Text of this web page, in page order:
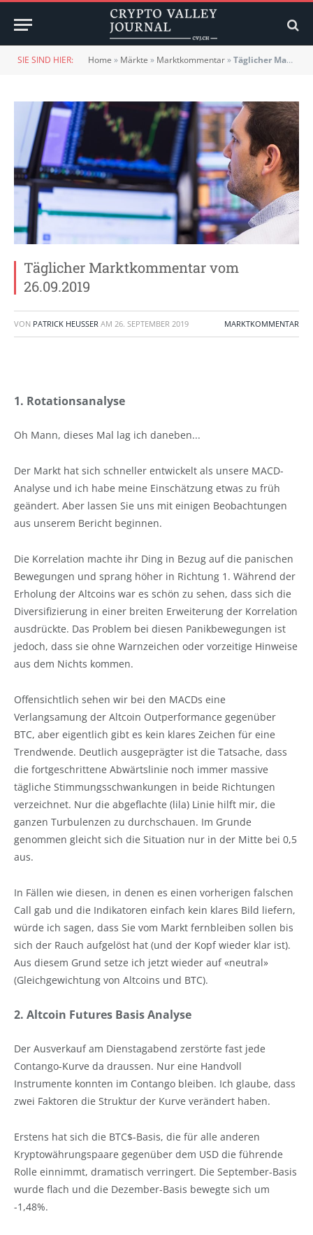
SIE SIND HIER: Home » Märkte » Marktkommentar»Täglicher Marktkommentar vom 26.09.2019
Täglicher Marktkommentar vom
26.09.2019
VON PATRICK HEUSSER AM 26. SEPTEMBER 2019 MARKTKOMMENTAR
1. Rotationsanalyse
Oh Mann, dieses Mal lag ich daneben...
Der Markt hat sich schneller entwickelt als unsere MACD-
Analyse und ich habe meine Einschätzung etwas zu früh
geändert. Aber lassen Sie uns mit einigen Beobachtungen
aus unserem Bericht beginnen.
Die Korrelation machte ihr Ding in Bezug auf die panischen
Bewegungen und sprang höher in Richtung 1. Während der
Erholung der Altcoins war es schön zu sehen, dass sich die
Diversifizierung in einer breiten Erweiterung der Korrelation
ausdrückte. Das Problem bei diesen Panikbewegungen ist
jedoch, dass sie ohne Warnzeichen oder vorzeitige Hinweise
aus dem Nichts kommen.
Offensichtlich sehen wir bei den MACDs eine
Verlangsamung der Altcoin Outperformance gegenüber
BTC, aber eigentlich gibt es kein klares Zeichen für eine
Trendwende. Deutlich ausgeprägter ist die Tatsache, dass
die fortgeschrittene Abwärtslinie noch immer massive
tägliche Stimmungsschwankungen in beide Richtungen
verzeichnet. Nur die abgeflachte (lila) Linie hilft mir, die
ganzen Turbulenzen zu durchschauen. Im Grunde
genommen gleicht sich die Situation nur in der Mitte bei 0,5
aus.
In Fällen wie diesen, in denen es einen vorherigen falschen
Call gab und die Indikatoren einfach kein klares Bild liefern,
würde ich sagen, dass Sie vom Markt fernbleiben sollen bis
sich der Rauch aufgelöst hat (und der Kopf wieder klar ist).
Aus diesem Grund setze ich jetzt wieder auf «neutral»
(Gleichgewichtung von Altcoins und BTC).
2. Altcoin Futures Basis Analyse
Der Ausverkauf am Dienstagabend zerstörte fast jede
Contango-Kurve da draussen. Nur eine Handvoll
Instrumente konnten im Contango bleiben. Ich glaube, dass
zwei Faktoren die Struktur der Kurve verändert haben.
Erstens hat sich die BTC$-Basis, die für alle anderen
Kryptowährungspaare gegenüber dem USD die führende
Rolle einnimmt, dramatisch verringert. Die September-Basis
wurde flach und die Dezember-Basis bewegte sich um
-1,48%.